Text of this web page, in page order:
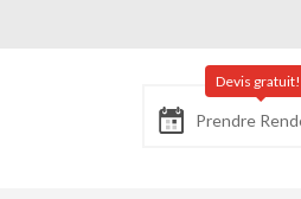
Prendre
Devis gratuit!